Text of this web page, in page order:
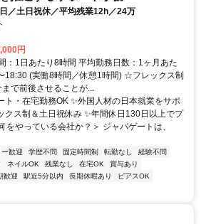
／土日祝休／平均残業12h／24万
円
：1日あたり8時間 平均勤務日数：1ヶ月あた
18:30 (実働8時間／休憩1時間) ☆フレックス制
で前後させることが...
ト・在宅勤務OK ✨外国人材の日本就業をサポ
クス制＆土日祝休み ✨年間休日130日以上でプ
をやっている会社か？＞ ジャパゲートは、
歓迎 学歴不問 固定時間制 転勤なし
経験不問
ネイルOK 残業なし 在宅OK
賞与あり
歓迎 駅近5分以内 長期休暇あり
ピアスOK